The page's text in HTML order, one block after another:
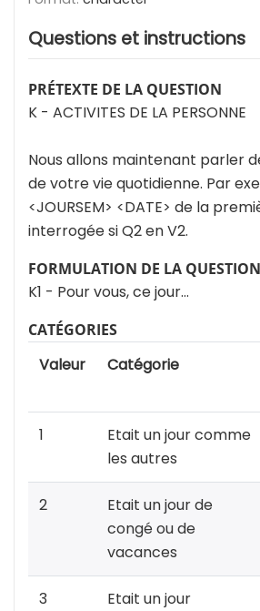
Questions et instructions
PRÉTEXTE DE LA QUESTION
K - ACTIVITES DE LA PERSONNE
Nous allons maintenant parler
de votre vie quotidienne. Par
<JOURSEM> <DATE> de la
interrogée si Q2 en V2.
FORMULATION DE LA QUESTION
K1 - Pour vous, ce jour...
CATÉGORIES
Valeur Catégorie
1
Etait un jour comme
les autres
2
Etait un jour de
congé ou de
vacances
3
Etait un jour